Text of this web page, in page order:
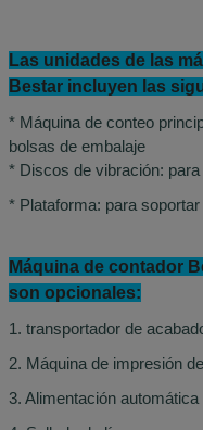
Las unidades de las
Bestar incluyen las
* Máquina de conteo
bolsas de embalaje
* Discos de vibración: para
* Plataforma: para
Máquina de contador
son opcionales:
1. transportador de
2. Máquina de impresión
3. Alimentación automática